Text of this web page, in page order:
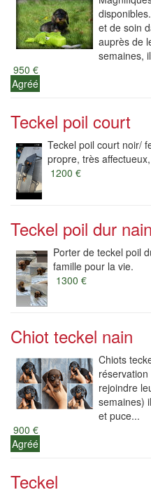
et de soin
auprès de
semaines,
950 €
Agréé
Teckel poil court
Teckel poil court noir/
propre, très
1200 €
Teckel poil dur nain
Porter de teckel poil
famille pour la vie.
1300 €
Chiot teckel nain
Chiots
rejoindre
semaines)
et puce...
900 €
Agréé
Teckel